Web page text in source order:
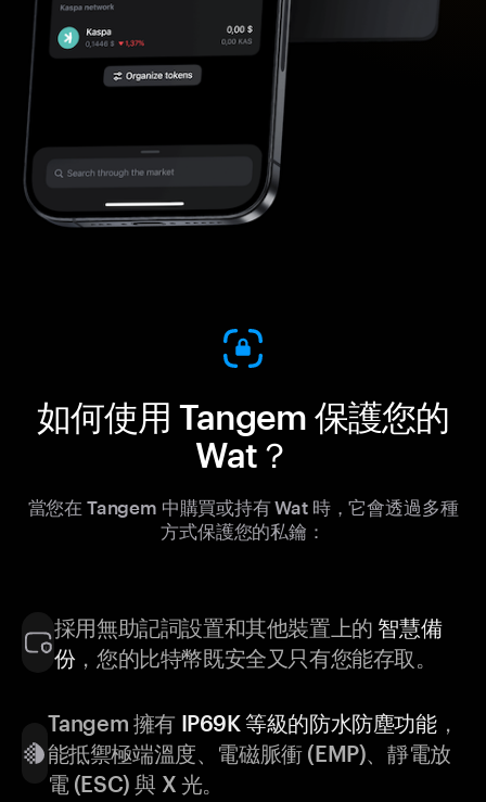
如何使用 Tangem 保護您的
Wat？
當您在 Tangem 中購買或持有 Wat 時，它會透過多種
方式保護您的私鑰：
採用無助記詞設置和其他裝置上的 智慧備
份，您的比特幣既安全又只有您能存取。
Tangem 擁有 IP69K 等級的防水防塵功能，
能抵禦極端溫度、電磁脈衝 (EMP)、靜電放
電 (ESC) 與 X 光。